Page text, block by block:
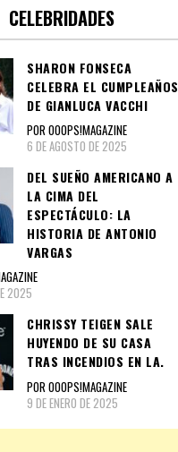
CELEBRIDADES
SHARON FONSECA
CELEBRA EL CUMPLEAÑOS
DE GIANLUCA VACCHI
POR OOOPS!MAGAZINE
6 DE AGOSTO DE 2025
DEL SUEÑO AMERICANO A
LA CIMA DEL
ESPECTÁCULO: LA
HISTORIA DE ANTONIO
VARGAS
2025
CHRISSY TEIGEN SALE
HUYENDO DE SU CASA
TRAS INCENDIOS EN LA.
POR OOOPS!MAGAZINE
9 DE ENERO DE 2025